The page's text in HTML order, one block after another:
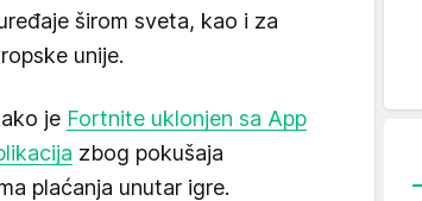
širom sveta, kao i za
unije.
je Fortnite uklonjen sa App
zbog pokušaja
plaćanja unutar igre.